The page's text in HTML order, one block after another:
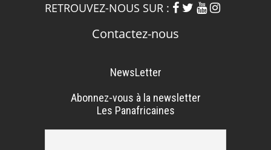
RETROUVEZ-NOUS SUR :
Contactez-nous
NewsLetter
Abonnez-vous à la newsletter
Les Panafricaines